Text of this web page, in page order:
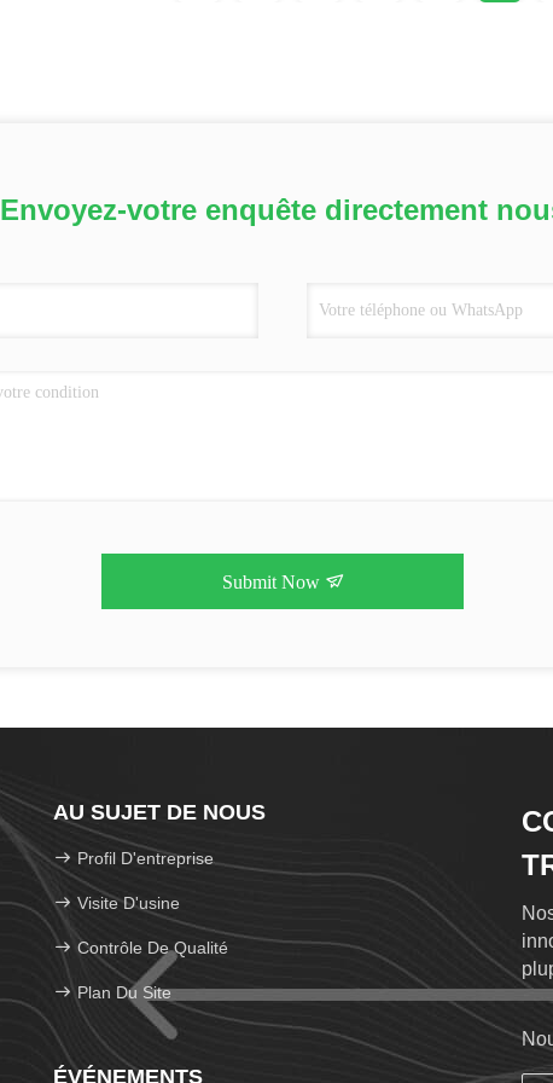
Envoyez-votre enquête directement
Submit Now
AU SUJET DE NOUS
Profil D'entreprise
Visite D'usine
Contrôle De Qualité
Plan Du Site
ÉVÉNEMENTS